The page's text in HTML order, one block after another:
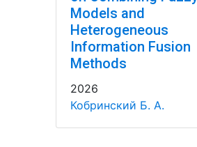
Models and
Heterogeneous
Information Fusion
Methods
2026
Кобринский Б. А.